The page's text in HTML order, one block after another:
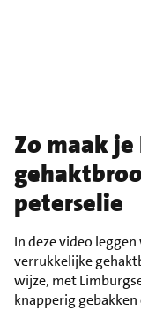
Zo maak
peterselie
In deze video
verrukkelijke
wijze, met
knapperig